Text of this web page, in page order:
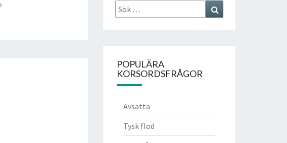
Sök
efter:
POPULÄRA
KORSORDSFRÅGOR
Avsätta
Tysk flod